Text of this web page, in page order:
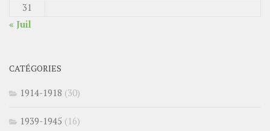
31
« Juil
CATÉGORIES
1914-1918 (30)
1939-1945 (16)